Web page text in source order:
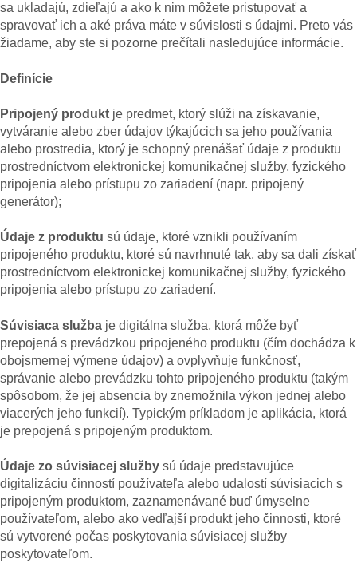
sa ukladajú, zdieľajú a ako k nim môžete pristupovať a
spravovať ich a aké práva máte v súvislosti s údajmi. Preto vás
žiadame, aby ste si pozorne prečítali nasledujúce informácie.
Definície
Pripojený produkt je predmet, ktorý slúži na získavanie,
vytváranie alebo zber údajov týkajúcich sa jeho používania
alebo prostredia, ktorý je schopný prenášať údaje z produktu
prostredníctvom elektronickej komunikačnej služby, fyzického
pripojenia alebo prístupu zo zariadení (napr. pripojený
generátor);
Údaje z produktu sú údaje, ktoré vznikli používaním
pripojeného produktu, ktoré sú navrhnuté tak, aby sa dali získať
prostredníctvom elektronickej komunikačnej služby, fyzického
pripojenia alebo prístupu zo zariadení.
Súvisiaca služba je digitálna služba, ktorá môže byť
prepojená s prevádzkou pripojeného produktu (čím dochádza k
obojsmernej výmene údajov) a ovplyvňuje funkčnosť,
správanie alebo prevádzku tohto pripojeného produktu (takým
spôsobom, že jej absencia by znemožnila výkon jednej alebo
viacerých jeho funkcií). Typickým príkladom je aplikácia, ktorá
je prepojená s pripojeným produktom.
Údaje zo súvisiacej služby sú údaje predstavujúce
digitalizáciu činností používateľa alebo udalostí súvisiacich s
pripojeným produktom, zaznamenávané buď úmyselne
používateľom, alebo ako vedľajší produkt jeho činnosti, ktoré
sú vytvorené počas poskytovania súvisiacej služby
poskytovateľom.